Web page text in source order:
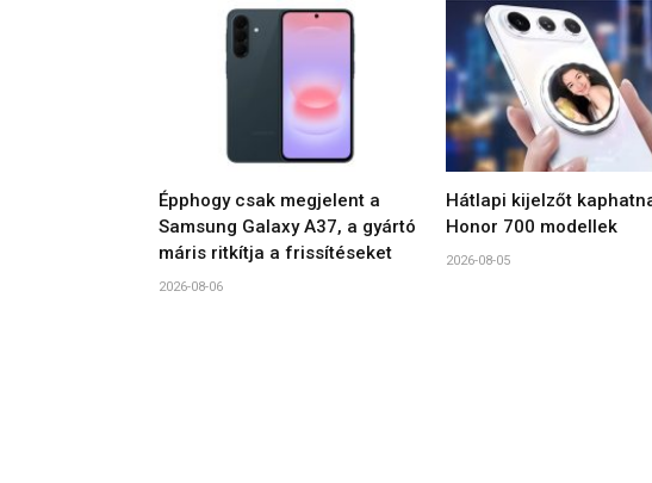
Épphogy csak megjelent a
Samsung Galaxy A37, a gyártó
máris ritkítja a frissítéseket
2026-08-06
Hátlapi kijelzőt
Honor 700 modellek
2026-08-05